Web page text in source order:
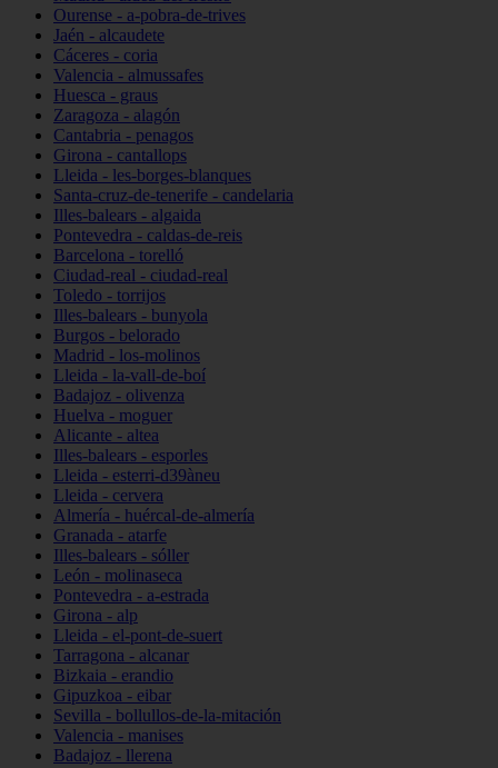
Ourense - a-pobra-de-trives
Jaén - alcaudete
Cáceres - coria
Valencia - almussafes
Huesca - graus
Zaragoza - alagón
Cantabria - penagos
Girona - cantallops
Lleida - les-borges-blanques
Santa-cruz-de-tenerife - candelaria
Illes-balears - algaida
Pontevedra - caldas-de-reis
Barcelona - torelló
Ciudad-real - ciudad-real
Toledo - torrijos
Illes-balears - bunyola
Burgos - belorado
Madrid - los-molinos
Lleida - la-vall-de-boí
Badajoz - olivenza
Huelva - moguer
Alicante - altea
Illes-balears - esporles
Lleida - esterri-d39àneu
Lleida - cervera
Almería - huércal-de-almería
Granada - atarfe
Illes-balears - sóller
León - molinaseca
Pontevedra - a-estrada
Girona - alp
Lleida - el-pont-de-suert
Tarragona - alcanar
Bizkaia - erandio
Gipuzkoa - eibar
Sevilla - bollullos-de-la-mitación
Valencia - manises
Badajoz - llerena